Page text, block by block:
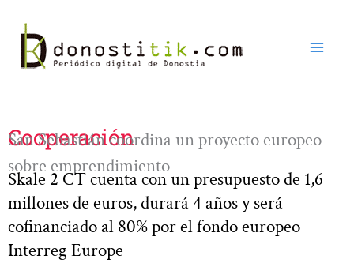
contenido
Cooperación
San Sebastián coordina un proyecto europeo
sobre emprendimiento
Skale 2 CT cuenta con un presupuesto de 1,6
millones de euros, durará 4 años y será
cofinanciado al 80% por el fondo europeo
Interreg Europe